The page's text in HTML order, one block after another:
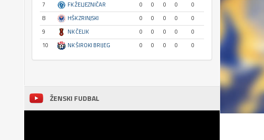
7
FK ŽELJEZNIČAR 0 0 0 0
0
8
HŠK ZRINJSKI 0 0 0 0
0
9
NK ČELIK 0 0 0 0
0
10
NK ŠIROKI BRIJEG 0 0 0 0 0
ŽENSKI FUDBAL